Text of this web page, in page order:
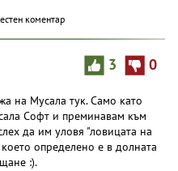
коментар
3 0
на Мусала тук. Само като
Софт и преминавам към
да им уловя "ловицата на
определено е в долната
:).